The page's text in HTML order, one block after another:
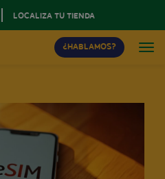
LOCALIZA TU TIENDA
¿HABLAMOS?